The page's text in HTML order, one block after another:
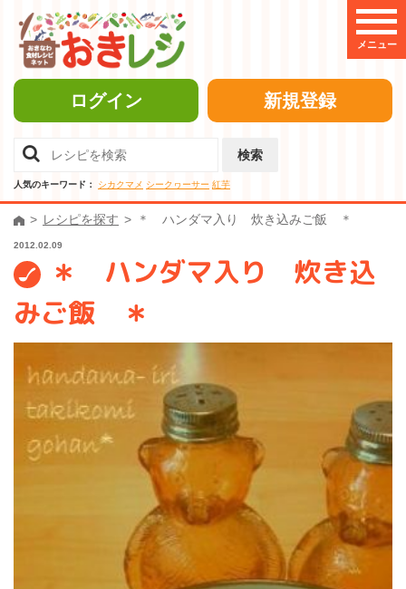
メニュー
ログイン 新規登録
検索
人気のキーワード： シカクマメ シークヮーサー 紅芋
レシピを探す ＊ ハンダマ入り 炊き込みご飯 ＊
2012.02.09
＊ ハンダマ入り 炊き込
みご飯 ＊